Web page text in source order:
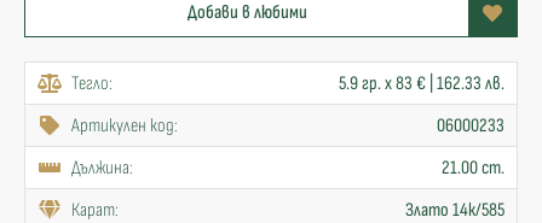
Добави в любими
Тегло:
5.9 гр. x 83 € | 162.33 лв.
Артикулен код:
06000233
Дължина:
21.00 cm.
Карат:
Злато 14к/585